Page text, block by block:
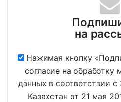
на
Нажимая кнопку
согласие на обработку
данных в соответствии
Казахстан от 21 мая